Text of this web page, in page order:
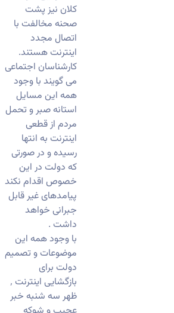
کلان نیز پشت
صحنه مخالفت با
اتصال مجدد
اینترنت هستند.
کارشناسان اجتماعی
می گویند با وجود
همه این مسایل
استانه صبر و تحمل
مردم از قطعی
اینترنت به انتها
رسیده و در صورتی
که دولت در این
خصوص اقدام نکند
پیامدهای غیر قابل
جبرانی خواهد
داشت .
با وجود همه این
موضوعات و تصمیم
دولت برای
بازگشایی اینترنت ٬
ظهر سه شنبه خبر